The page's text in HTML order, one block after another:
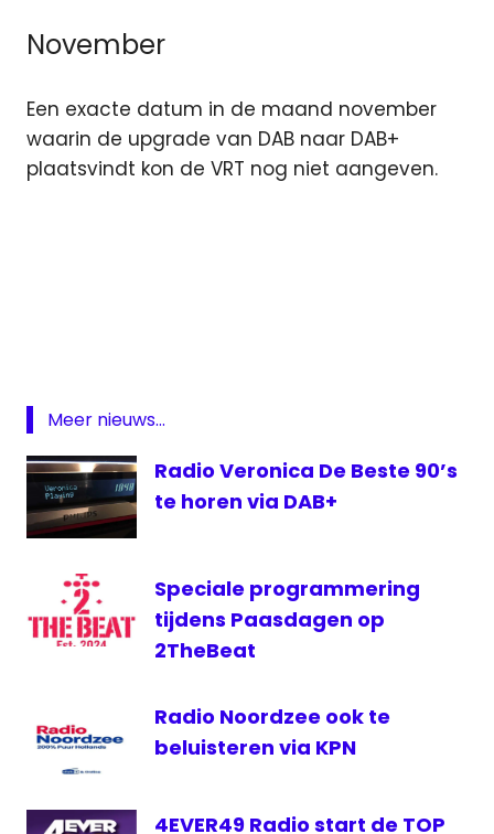
November
Een exacte datum in de maand november
waarin de upgrade van DAB naar DAB+
plaatsvindt kon de VRT nog niet aangeven.
Radio
VRT
Radio
2
Meer nieuws...
Radio Veronica De Beste 90’s
te horen via DAB+
Speciale programmering
tijdens Paasdagen op
2TheBeat
Radio Noordzee ook te
beluisteren via KPN
4EVER49 Radio start de TOP